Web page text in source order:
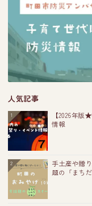
人気記事
1
【2026年
情報
2
手土産や贈
題の「まち